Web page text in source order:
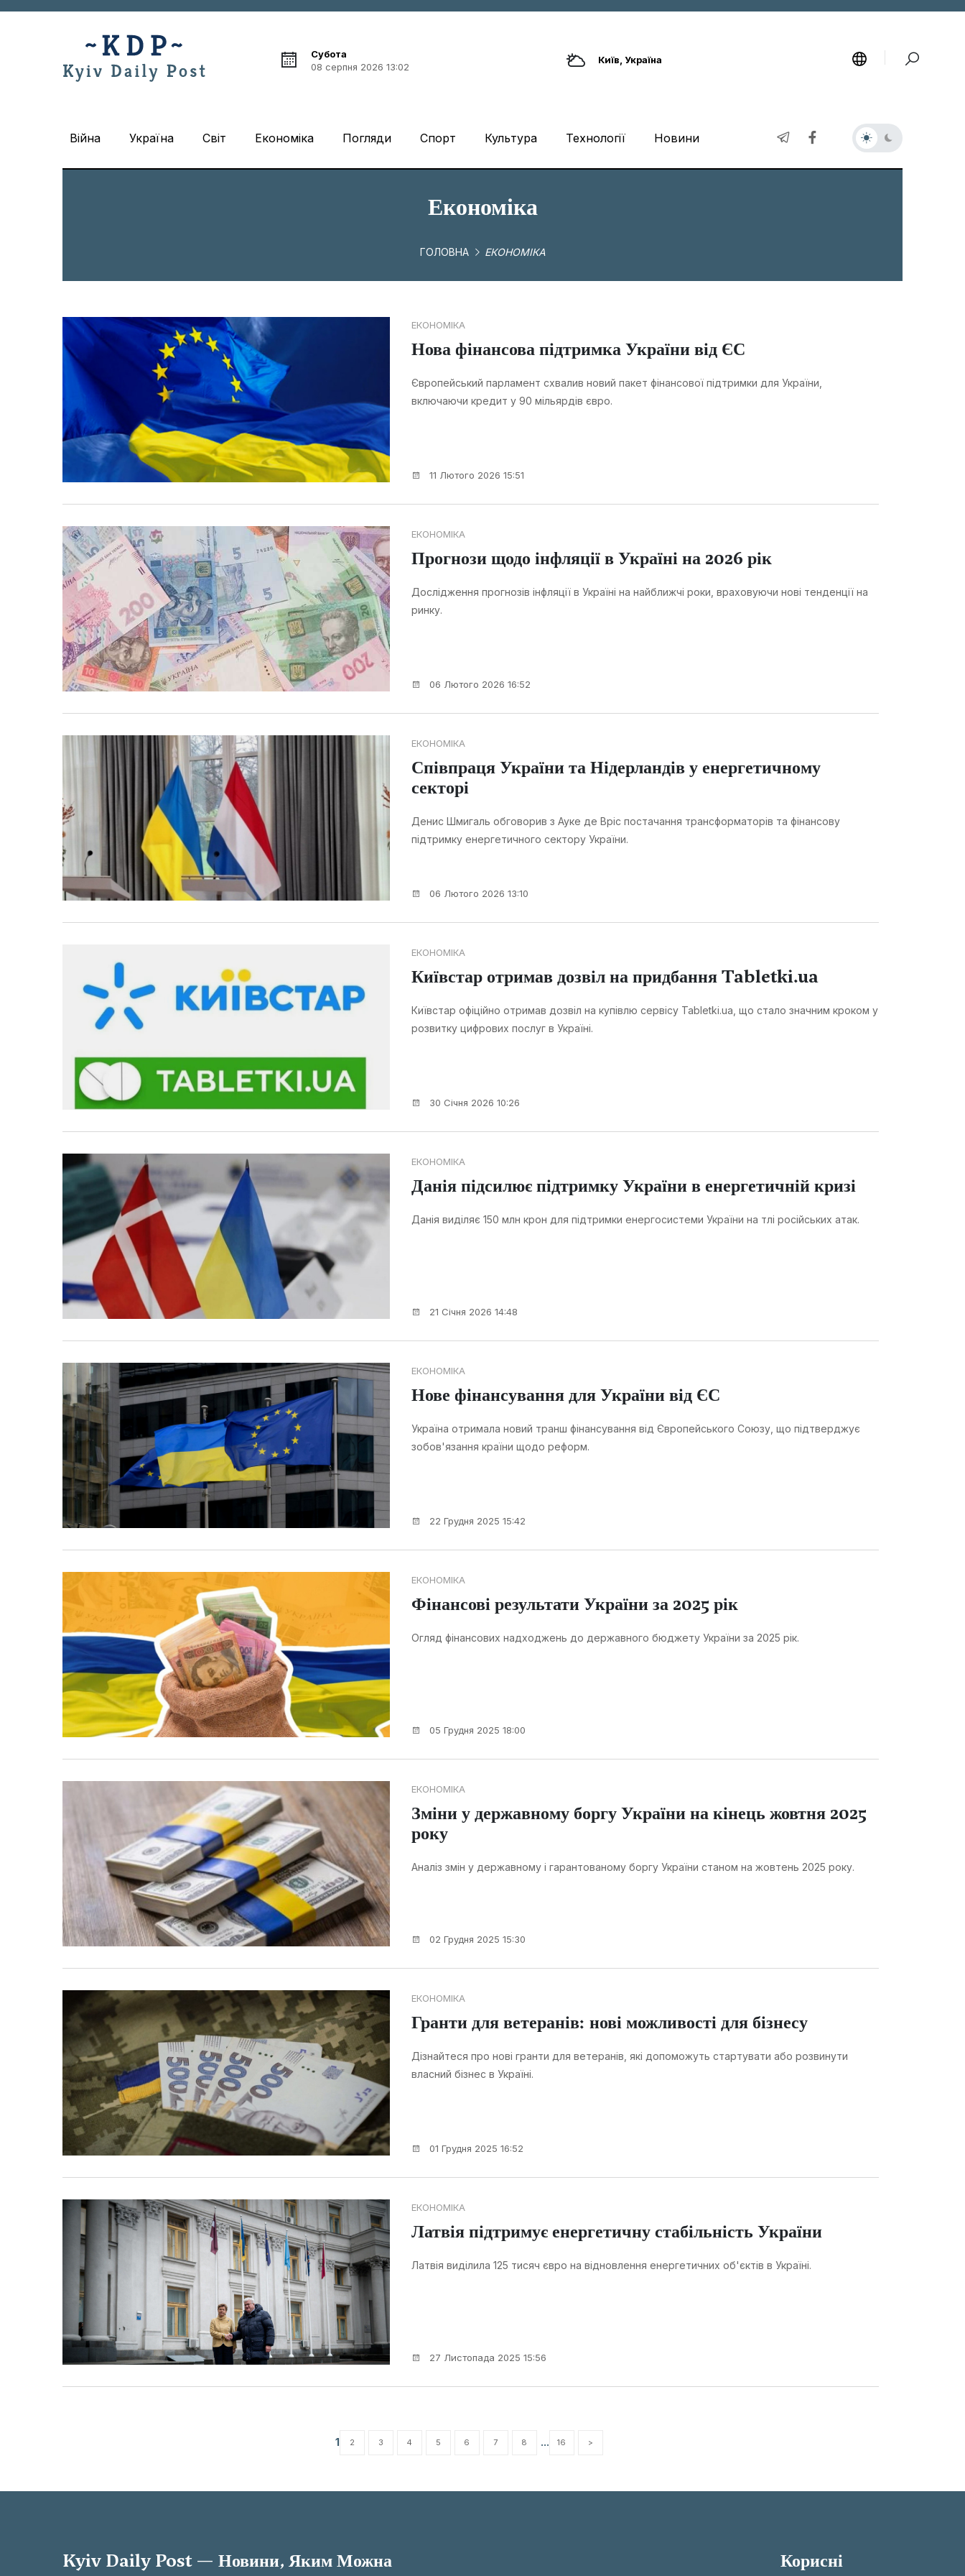
Субота
08 серпня 2026 13:02
Київ, Україна
Війна Україна Світ Економіка Погляди Спорт Культура Технології Новини
Економіка
ГОЛОВНА ЕКОНОМІКА
ЕКОНОМІКА
Нова фінансова підтримка України від ЄС
Європейський парламент схвалив новий пакет фінансової підтримки для України,
включаючи кредит у 90 мільярдів євро.
11 Лютого 2026 15:51
ЕКОНОМІКА
Прогнози щодо інфляції в Україні на 2026 рік
Дослідження прогнозів інфляції в Україні на найближчі роки, враховуючи нові тенденції на
ринку.
06 Лютого 2026 16:52
ЕКОНОМІКА
Співпраця України та Нідерландів у енергетичному
секторі
Денис Шмигаль обговорив з Ауке де Вріс постачання трансформаторів та фінансову
підтримку енергетичного сектору України.
06 Лютого 2026 13:10
ЕКОНОМІКА
Київстар отримав дозвіл на придбання Tabletki.ua
Київстар офіційно отримав дозвіл на купівлю сервісу Tabletki.ua, що стало значним кроком у
розвитку цифрових послуг в Україні.
30 Січня 2026 10:26
ЕКОНОМІКА
Данія підсилює підтримку України в енергетичній кризі
Данія виділяє 150 млн крон для підтримки енергосистеми України на тлі російських атак.
21 Січня 2026 14:48
ЕКОНОМІКА
Нове фінансування для України від ЄС
Україна отримала новий транш фінансування від Європейського Союзу, що підтверджує
зобов'язання країни щодо реформ.
22 Грудня 2025 15:42
ЕКОНОМІКА
Фінансові результати України за 2025 рік
Огляд фінансових надходжень до державного бюджету України за 2025 рік.
05 Грудня 2025 18:00
ЕКОНОМІКА
Зміни у державному боргу України на кінець жовтня 2025
року
Аналіз змін у державному і гарантованому боргу України станом на жовтень 2025 року.
02 Грудня 2025 15:30
ЕКОНОМІКА
Гранти для ветеранів: нові можливості для бізнесу
Дізнайтеся про нові гранти для ветеранів, які допоможуть стартувати або розвинути
власний бізнес в Україні.
01 Грудня 2025 16:52
ЕКОНОМІКА
Латвія підтримує енергетичну стабільність України
Латвія виділила 125 тисяч євро на відновлення енергетичних об'єктів в Україні.
27 Листопада 2025 15:56
1 2 3 4 5 6 7 8 16 >
Kyiv Daily Post — Новини, Яким Можна
Корисні